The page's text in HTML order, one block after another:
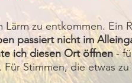
Lärm zu entkommen. Ein
passiert nicht im
ich diesen Ort öffnen-
Für Stimmen, die etwas